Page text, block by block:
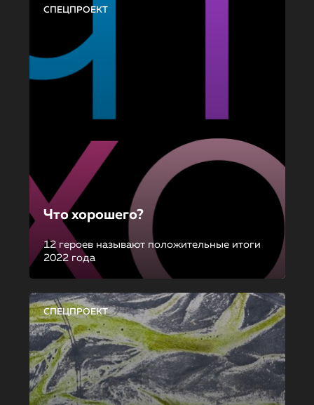
СПЕЦПРОЕКТ
Что хорошего?
12 героев называют положительные итоги
2022 года
СПЕЦПРОЕКТ